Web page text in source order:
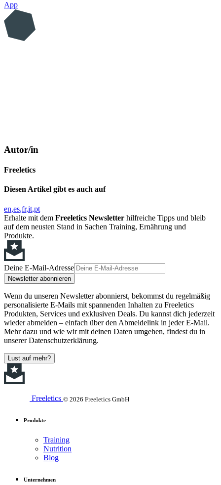
App
Autor/in
Freeletics
Diesen Artikel gibt es auch auf
en es fr it pt
Erhalte mit dem Freeletics Newsletter hilfreiche Tipps und bleib
auf dem neusten Stand in Sachen Training, Ernährung und
Produkte.
Deine E-Mail-Adresse
Newsletter abonnieren
Wenn du unseren Newsletter abonnierst, bekommst du regelmäßig
personalisierte E-Mails mit spannenden Inhalten zu Freeletics
Produkten, Services und exklusiven Deals. Du kannst dich jederzeit
wieder abmelden – einfach über den Abmeldelink in jeder E-Mail.
Mehr dazu und wie wir mit deinen Daten umgehen, findest du in
unserer Datenschutzerklärung.
Lust auf mehr?
Freeletics © 2026 Freeletics GmbH
Produkte
Training
Nutrition
Blog
Unternehmen